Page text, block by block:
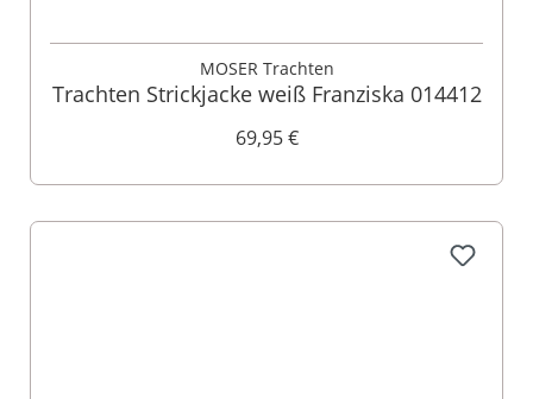
MOSER Trachten
Trachten Strickjacke weiß Franziska 014412
69,95 €